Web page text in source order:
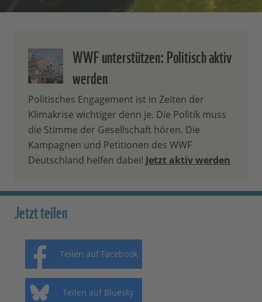
WWF unterstützen: Politisch aktiv
werden
Politisches Engagement ist in Zeiten der
Klimakrise wichtiger denn je. Die Politik muss
die Stimme der Gesellschaft hören. Die
Kampagnen und Petitionen des WWF
Deutschland helfen dabei! Jetzt aktiv werden
Jetzt teilen
Teilen auf Facebook
Teilen auf Bluesky